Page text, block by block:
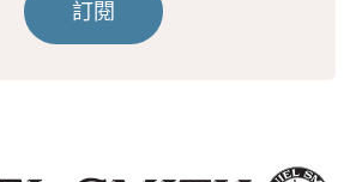
訂閱